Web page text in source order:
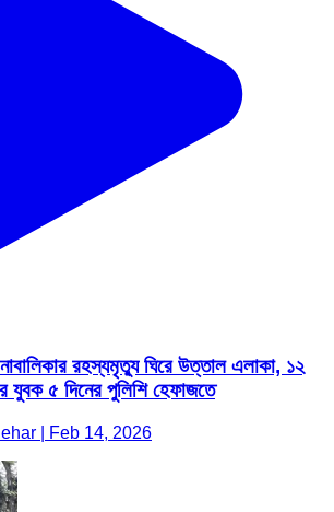
রহস্যমৃত্যু ঘিরে উত্তাল এলাকা, ১২
৫ দিনের পুলিশি হেফাজতে
| Feb 14, 2026